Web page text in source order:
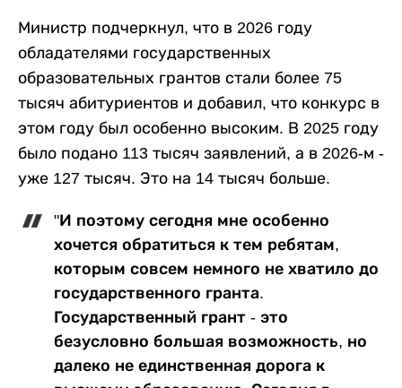
Министр подчеркнул, что в 2026 году
обладателями государственных
образовательных грантов стали более 75
тысяч абитуриентов и добавил, что конкурс в
этом году был особенно высоким. В 2025 году
было подано 113 тысяч заявлений, а в 2026-м -
уже 127 тысяч. Это на 14 тысяч больше.
"И поэтому сегодня мне особенно
хочется обратиться к тем ребятам,
которым совсем немного не хватило до
государственного гранта.
Государственный грант - это
безусловно большая возможность, но
далеко не единственная дорога к